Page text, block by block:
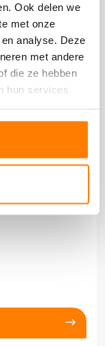
Ook delen we
met onze
analyse. Deze
met andere
die ze hebben
hun services.